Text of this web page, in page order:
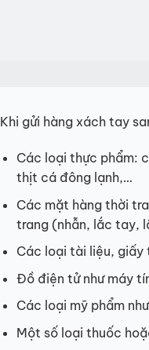
Khi gửi hàng xách tay
Các loại thực phẩm:
thịt cá đông lạnh,…
Các mặt hàng thời
trang (nhẫn, lắc tay,
Các loại tài liệu, giấy
Đồ điện tử như máy
Các loại mỹ phẩm
Một số loại thuốc